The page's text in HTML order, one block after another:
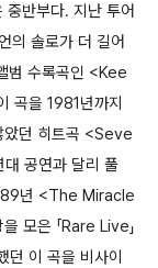
반부다. 지난 투어
의 솔로가 더 길어
범 수록곡인 <Kee
곡을 1981년까지
았던 히트곡 <Seve
공연과 달리 풀
년 <The Miracle
모은 「Rare Live」
던 이 곡을 비사이